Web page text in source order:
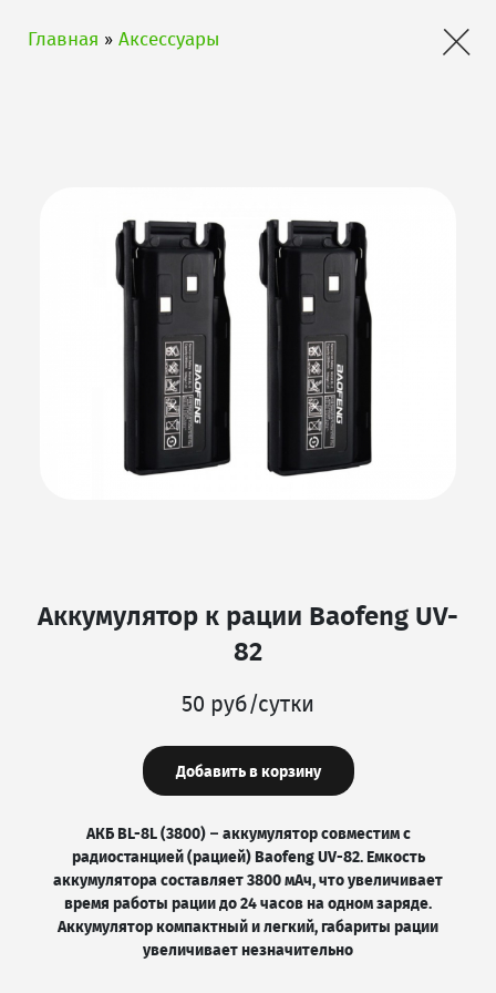
Главная » Аксессуары ×
Аккумулятор к рации Baofeng UV-
82
50 руб/сутки
Добавить в корзину
АКБ BL-8L (3800) – аккумулятор совместим с
радиостанцией (рацией) Baofeng UV-82. Емкость
аккумулятора составляет 3800 мАч, что увеличивает
время работы рации до 24 часов на одном заряде.
Аккумулятор компактный и легкий, габариты рации
увеличивает незначительно